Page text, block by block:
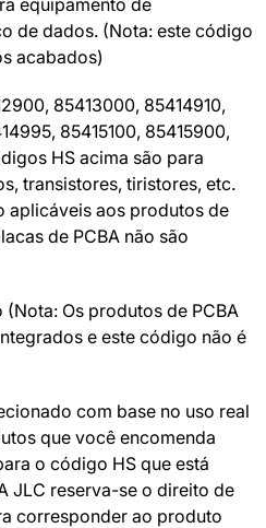
equipamento de
de dados. (Nota: este código
acabados)
85413000, 85414910,
85415100, 85415900,
HS acima são para
transistores, tiristores, etc.
aplicáveis aos produtos de
de PCBA não são
Os produtos de PCBA
e este código não é
com base no uso real
que você encomenda
o código HS que está
JLC reserva-se o direito de
corresponder ao produto